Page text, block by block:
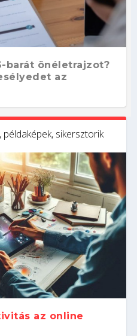
barát önéletrajzot?
az
ezeket a
felvételi?
kódban –
dönti el a
kapcsolódj ki
példaképek, sikersztorik
az online